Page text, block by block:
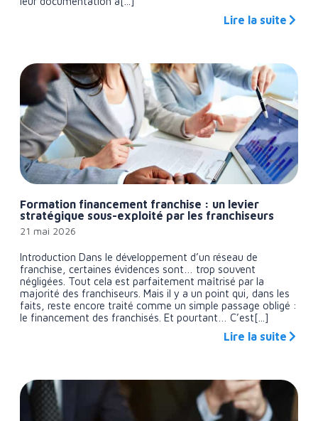
Lire la suite
Formation financement franchise : un levier
stratégique sous-exploité par les franchiseurs
21 mai 2026
Introduction Dans le développement d’un réseau de
franchise, certaines évidences sont… trop souvent
négligées. Tout cela est parfaitement maîtrisé par la
majorité des franchiseurs. Mais il y a un point qui, dans les
faits, reste encore traité comme un simple passage obligé :
le financement des franchisés. Et pourtant… C’est[...]
Lire la suite